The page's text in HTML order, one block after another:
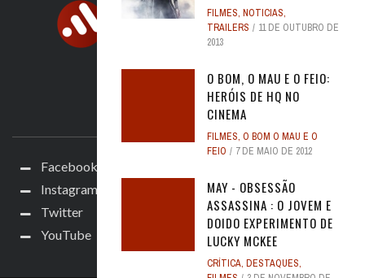
FILMES, NOTICIAS,
TRAILERS
11 DE OUTUBRO DE
2013
O BOM, O MAU E O FEIO:
HERÓIS DE HQ NO
CINEMA
FILMES, O BOM O MAU E O
FEIO
7 DE MAIO DE 2012
MAY - OBSESSÃO
ASSASSINA : O JOVEM E
DOIDO EXPERIMENTO DE
LUCKY MCKEE
CRÍTICA, DESTAQUES,
ACOMPANHE
Facebook
Instagram
Twitter
YouTube